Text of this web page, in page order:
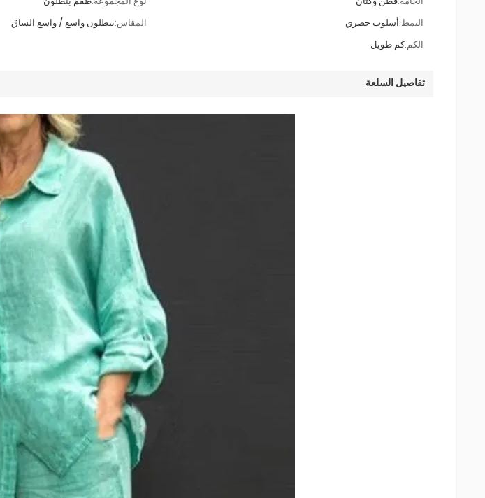
النمط:أسلوب حضري المقاس:بنطلون واسع / واسع الساق
الكم:كم طويل
تفاصيل السلعة